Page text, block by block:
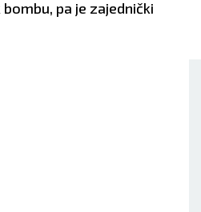
pa je zajednički